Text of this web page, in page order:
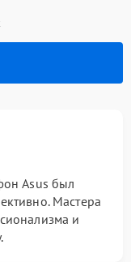
Asus был
Мастера
и